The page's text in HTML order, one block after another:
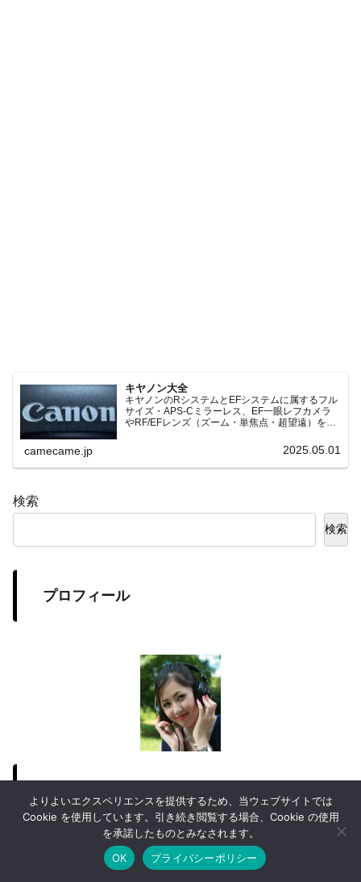
キヤノン大全
キヤノンのRシステムとEFシステムに属するフル
サイズ・APS-Cミラーレス、EF一眼レフカメラ
やRF/EFレンズ（ズーム・単焦点・超望遠）をカ
常に機種の内部リンク設計で回遊性向上と快適表
camecame.jp 2025.05.01
検索
検索
プロフィール
フリーのプロカメラマン
東京工芸大学芸術学部写真学科卒業後、大手カメラメーカーに勤
シェア 目次へ トップ
よりよいエクスペリエンスを提供するため、当ウェブサイトでは
Cookie を使用しています。引き続き閲覧する場合、Cookie の使用
を承諾したものとみなされます。
OK
プライバシーポリシー